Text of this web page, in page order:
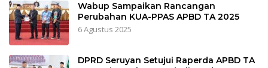
Wabup Sampaikan Rancangan
Perubahan KUA-PPAS APBD TA 2025
6 Agustus 2025
DPRD Seruyan Setujui Raperda APBD TA